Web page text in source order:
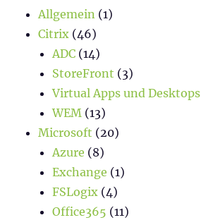
Allgemein (1)
Citrix (46)
ADC (14)
StoreFront (3)
Virtual Apps und Desktops
WEM (13)
Microsoft (20)
Azure (8)
Exchange (1)
FSLogix (4)
Office365 (11)